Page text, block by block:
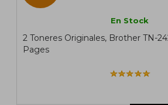
En Stock
2 Toneres Originales, Brother TN-
Pages